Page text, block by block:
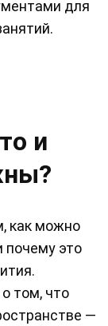
для
и
как можно
почему это
том, что
—